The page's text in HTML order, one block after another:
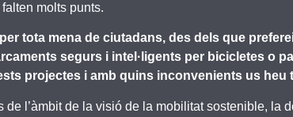
molts punts.
tota mena de ciutadans, des dels que
segurs i intel·ligents per bicicletes o
projectes i amb quins inconvenients us heu
l’àmbit de la visió de la mobilitat sostenible, la